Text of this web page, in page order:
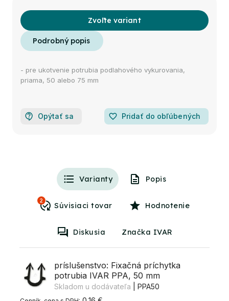
Zvoľte variant
- pre ukotvenie potrubia podlahového vykurovania,
priama, 50 alebo 75 mm
Opýtať sa favorite_border Pridať do obľúbených
Varianty Popis
2
Hodnotenie
Diskusia Značka IVAR
príslušenstvo: Fixačná príchytka
potrubia IVAR PPA, 50 mm
Skladom u dodávateľa
| PPA50